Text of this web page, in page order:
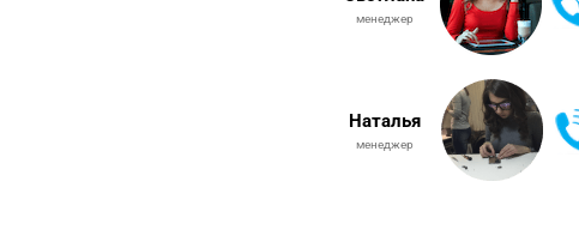
менеджер
Наталья
менеджер